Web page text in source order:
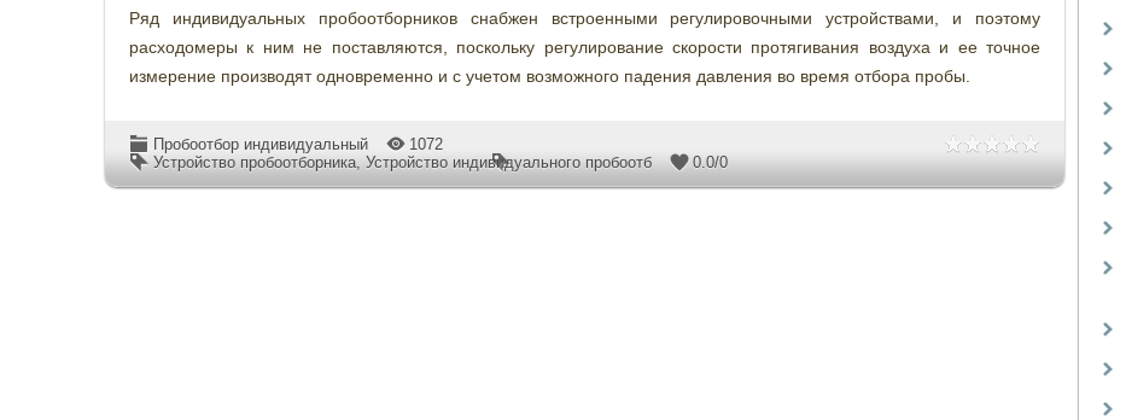
Ряд индивидуальных пробоотборников снабжен встроенными регулировочными устройствами, и поэтому
расходомеры к ним не поставляются, поскольку регулирование скорости протягивания воздуха и ее точное
измерение производят одновременно и с учетом возможного падения давления во время отбора пробы.
Пробоотбор индивидуальный
1072
Устройство пробоотборника, Устройство индивидуального пробоотб 0.0/0